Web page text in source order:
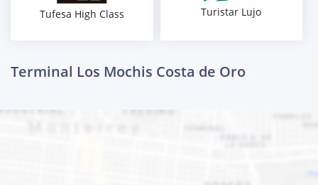
Tufesa High Class Turistar Lujo
Terminal Los Mochis Costa de Oro